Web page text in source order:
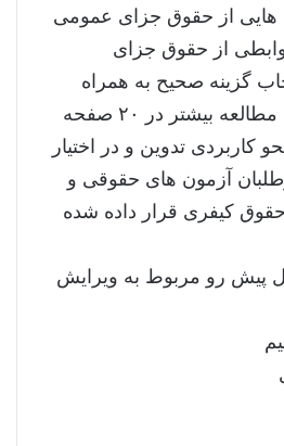
هایی از حقوق جزای عمومی
ضوابطی از حقوق جزای
گزینه صحیح به همراه
نکات کاربردی برای مطالعه بیشتر در ۲۰ صفحه
کاربردی تدوین و در اختیار
آزمون های حقوقی و
حقوق کیفری قرار داده شده
پیش رو مربوط به ویرایش